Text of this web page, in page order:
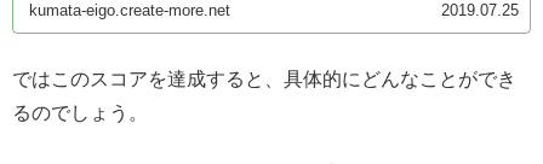
kumata-eigo.create-more.net 2019.07.25
ではこのスコアを達成すると、具体的にどんなことができ
るのでしょう。